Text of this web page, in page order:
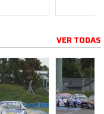
VER TODAS